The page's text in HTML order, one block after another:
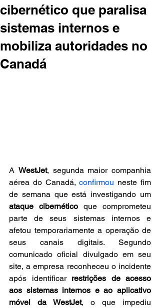
cibernético que paralisa
sistemas internos e
mobiliza autoridades no
Canadá
A WestJet, segunda maior companhia
aérea do Canadá, confirmou neste fim
ataque cibernético que comprometeu
parte de seus sistemas internos e
afetou temporariamente a operação de
seus canais digitais. Segundo
comunicado oficial divulgado em seu
site, a empresa reconheceu o incidente
após identificar restrições de acesso
aos sistemas internos e ao aplicativo
móvel da WestJet, o que impediu